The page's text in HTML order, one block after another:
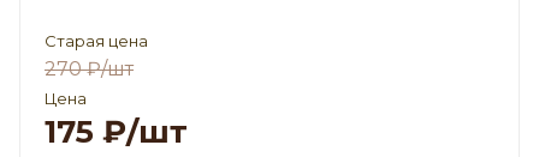
Старая цена
270₽/шт
Цена
175 ₽/шт